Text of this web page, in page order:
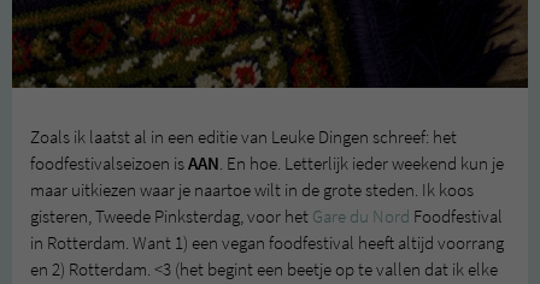
Zoals ik laatst al in een editie van Leuke Dingen schreef: het
foodfestivalseizoen isAAN. En hoe. Letterlijk ieder weekend kun je
maar uitkiezen waar je naartoe wilt in de grote steden. Ik koos
gisteren, Tweede Pinksterdag, voor het Gare du Nord Foodfestival
in Rotterdam. Want 1) een vegan foodfestival heeft altijd voorrang
en 2) Rotterdam. <3 (het begint een beetje op te vallen dat ik elke